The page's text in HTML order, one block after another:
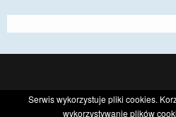
Serwis wykorzystuje pliki cookies.
wykorzystywanie plików